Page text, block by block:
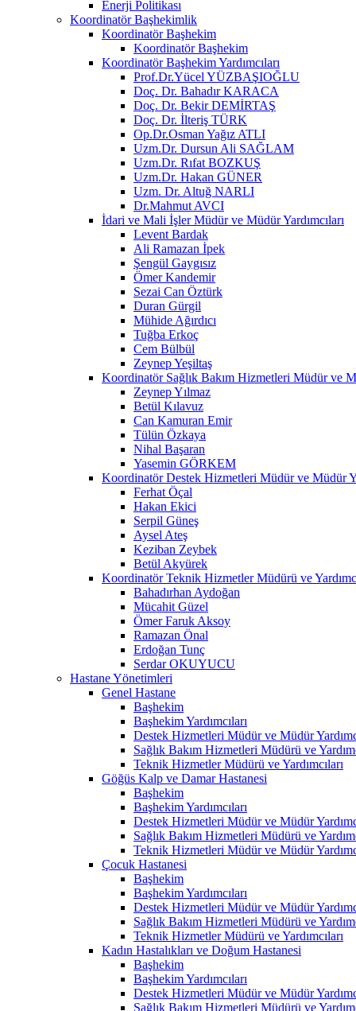
Enerji Politikası
Koordinatör Başhekimlik
Koordinatör Başhekim
Koordinatör Başhekim
Koordinatör Başhekim Yardımcıları
Prof.Dr.Yücel YÜZBAŞIOĞLU
Doç. Dr. Bahadır KARACA
Doç. Dr. Bekir DEMİRTAŞ
Doç. Dr. İlteriş TÜRK
Op.Dr.Osman Yağız ATLI
Uzm.Dr. Dursun Ali SAĞLAM
Uzm.Dr. Rıfat BOZKUŞ
Uzm.Dr. Hakan GÜNER
Uzm. Dr. Altuğ NARLI
Dr.Mahmut AVCI
İdari ve Mali İşler Müdür ve Müdür Yardımcıları
Levent Bardak
Ali Ramazan İpek
Şengül Gaygısız
Ömer Kandemir
Sezai Can Öztürk
Duran Gürgil
Mühide Ağırdıcı
Tuğba Erkoç
Cem Bülbül
Zeynep Yeşiltaş
Koordinatör Sağlık Bakım Hizmetleri Müdür ve
Zeynep Yılmaz
Betül Kılavuz
Can Kamuran Emir
Tülün Özkaya
Nihal Başaran
Yasemin GÖRKEM
Koordinatör Destek Hizmetleri Müdür ve Müdür
Ferhat Öçal
Hakan Ekici
Serpil Güneş
Aysel Ateş
Keziban Zeybek
Betül Akyürek
Koordinatör Teknik Hizmetler Müdürü ve
Bahadırhan Aydoğan
Mücahit Güzel
Ömer Faruk Aksoy
Ramazan Önal
Erdoğan Tunç
Serdar OKUYUCU
Hastane Yönetimleri
Genel Hastane
Başhekim
Başhekim Yardımcıları
Destek Hizmetleri Müdür ve Müdür
Sağlık Bakım Hizmetleri Müdürü ve
Teknik Hizmetler Müdürü ve Yardımcıları
Göğüs Kalp ve Damar Hastanesi
Başhekim
Başhekim Yardımcıları
Destek Hizmetleri Müdür ve Müdür
Sağlık Bakım Hizmetleri Müdürü ve
Teknik Hizmetleri Müdür ve Müdür
Çocuk Hastanesi
Başhekim
Başhekim Yardımcıları
Destek Hizmetleri Müdür ve Müdür
Sağlık Bakım Hizmetleri Müdürü ve
Teknik Hizmetler Müdürü ve Yardımcıları
Kadın Hastalıkları ve Doğum Hastanesi
Başhekim
Başhekim Yardımcıları
Destek Hizmetleri Müdür ve Müdür
Sağlık Bakım Hizmetleri Müdürü ve